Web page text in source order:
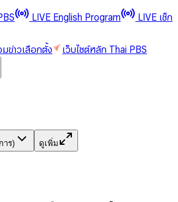
LIVE English Program
LIVE เช็ก
ข่าวเลือกตั้ง
เว็บไซต์หลัก Thai PBS
าร) ดูเพิ่ม